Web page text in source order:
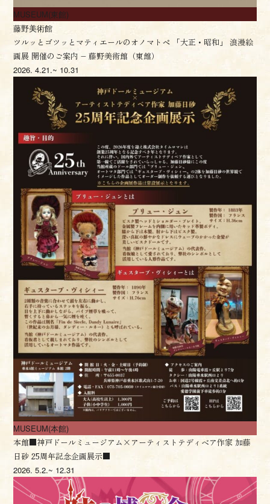
MUSEUM(東館)
藤野美術館
ツルッとゴツッとマティエールのオノマトペ 「大正・昭和」 浪漫絵
画展 開催のご案内 – 藤野美術館（東館）
2026.4.21.~ 10.31
MUSEUM(本館)
本館■神戸ドールミュージアム×アーティストテディベア作家 加藤
日砂 25周年記念企画展示■
2026.5.2.~ 12.31